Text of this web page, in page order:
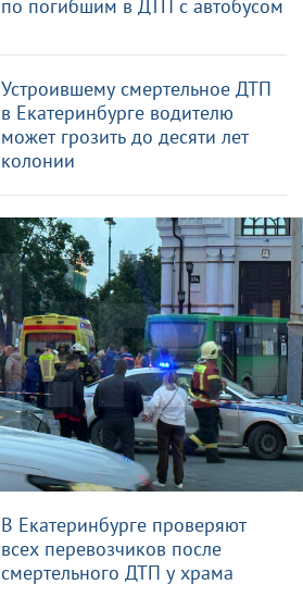
по погибшим в ДТП с автобусом
Устроившему смертельное ДТП
в Екатеринбурге водителю
может грозить до десяти лет
колонии
В Екатеринбурге проверяют
всех перевозчиков после
смертельного ДТП у храма